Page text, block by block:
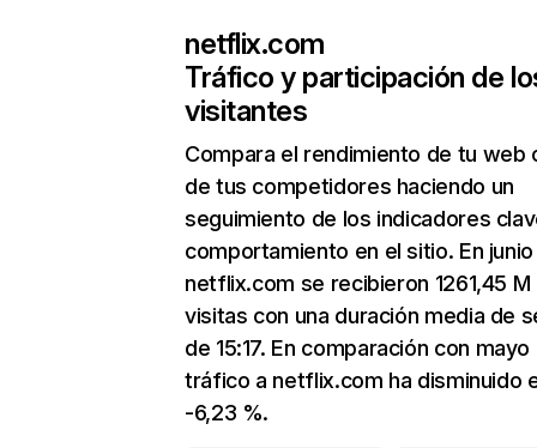
netflix.com
Tráfico y participación de
visitantes
Compara el rendimiento de tu web
de tus competidores haciendo un
seguimiento de los indicadores
comportamiento en el sitio. En junio
netflix.com se recibieron 1261,45 M
visitas con una duración media de
de 15:17. En comparación con mayo
tráfico a netflix.com ha disminuido
-6,23 %.